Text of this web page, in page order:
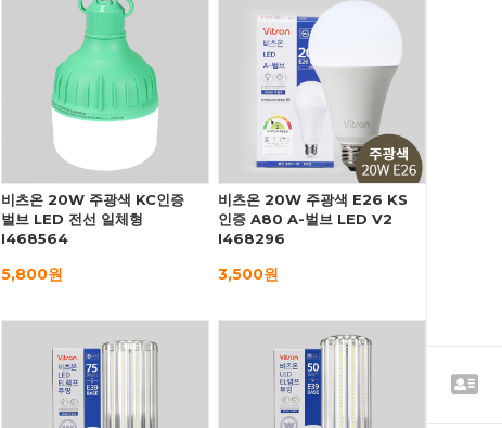
비츠온 20W 주광색 KC인증
벌브 LED 전선 일체형
I468564
5,800원
비츠온 20W 주광색 E26 KS
인증 A80 A-벌브 LED V2
I468296
3,500원